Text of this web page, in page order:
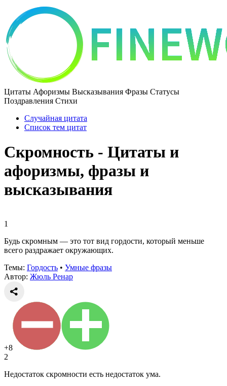
Цитаты Афоризмы Высказывания Фразы Статусы
Поздравления Стихи
Случайная цитата
Список тем цитат
Скромность - Цитаты и
афоризмы, фразы и
высказывания
1
Будь скромным — это тот вид гордости, который меньше
всего раздражает окружающих.
Темы: Гордость • Умные фразы
Автор: Жюль Ренар
+8
2
Недостаток скромности есть недостаток ума.